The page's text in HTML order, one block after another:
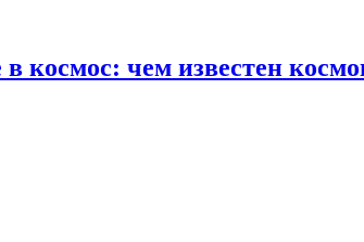
в космос: чем известен